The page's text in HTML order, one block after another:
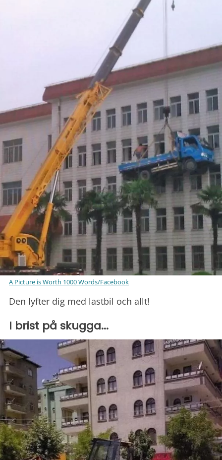
A Picture is Worth 1000 Words/Facebook
Den lyfter dig med lastbil och allt!
I brist på skugga...